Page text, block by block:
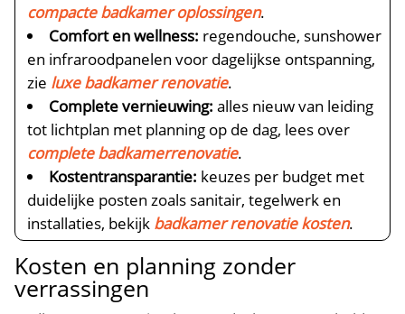
compacte badkamer oplossingen.​
Comfort en wellness: regendouche, sunshower
en infraroodpanelen voor dagelijkse ontspanning,
zie luxe badkamer renovatie.​
Complete vernieuwing: alles nieuw van leiding
tot lichtplan met planning op de dag, lees over
complete badkamerrenovatie.​
Kostentransparantie: keuzes per budget met
duidelijke posten zoals sanitair, tegelwerk en
installaties, bekijk badkamer renovatie kosten.​
Kosten en planning zonder
verrassingen